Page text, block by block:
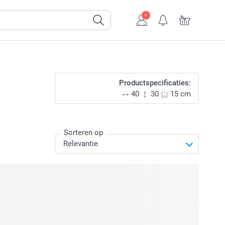
Productspecificaties:
40
30 15 cm
Sorteren op